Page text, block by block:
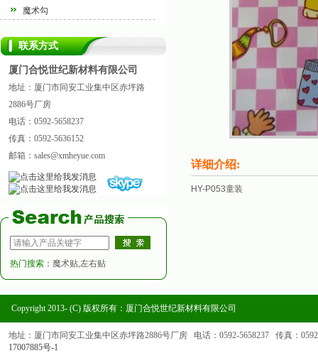
魔术勾
联系方式
厦门合悦世纪新材料有限公司
地址：厦门市同安工业集中区赤坪路
2886号厂房
电话：0592-5658237
传真：0592-5636152
邮箱：sales@xmheyue.com
热门搜索： 魔术贴,左右贴
详细介绍:
HY-P053童装
Copyright 2013- (C) 版权所有：厦门合悦世纪新材料有限公司
地址：厦门市同安工业集中区赤坪路2886号厂房 电话：0592-5658237 传真：
17007885号-1